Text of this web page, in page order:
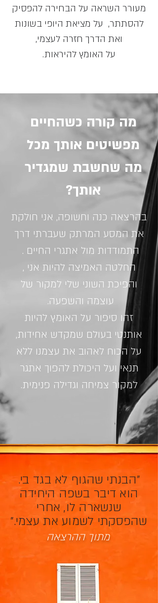
מעורר השראה על הבחירה להפסיק
להסתתר, על מציאת היופיבשונות
ואת הדרך חזרה לעצמי,
על האומץ להיראות.
מה קורה כשהחיים
מפשיטים אותך מכל
מה שחשבת שמגדיר
אותך?
בהרצאה כנה וחשופה, אני חולקת
את המסע המרתק שעברתי דרך
התמודדות מול אתגרי החיים .
החלטה האמיצה להיות אני ,
והפיכת השוני שלי למקור של
עוצמה והשפעה.
זהו סיפור על האומץ להיות
אותנטי בעולם שמקדש אחידות,
על הכוח לאהוב את עצמנו ללא
תנאי ועל היכולת להפוך אתגר
למקור צמיחה וגדילה פנימית.
"הבנתי שהגוף לא בגד בי.
הוא דיבר בשפה היחידה
שנשארה לו, אחרי
שהפסקתי לשמוע את עצמי."
מתוך ההרצאה